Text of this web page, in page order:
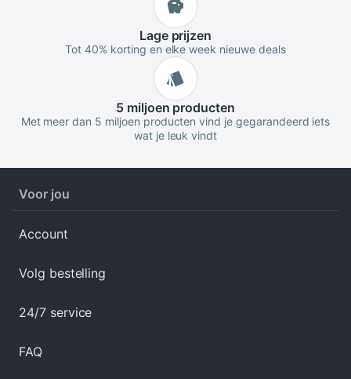
Lageprijzen
Tot 40% korting en elke week nieuwe deals
5 miljoen producten
Met meer dan 5 miljoen producten vind je gegarandeerd iets
wat je leuk vindt
Voor jou
Account
Volg bestelling
24/7 service
FAQ